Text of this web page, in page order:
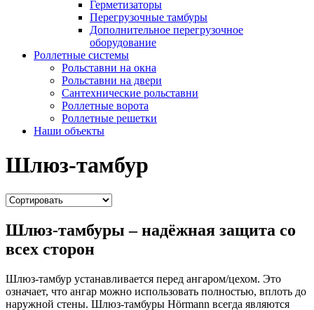
Герметизаторы
Перегрузочные тамбуры
Дополнительное перегрузочное
оборудование
Роллетные системы
Рольставни на окна
Рольставни на двери
Сантехнические рольставни
Роллетные ворота
Роллетные решетки
Наши объекты
Шлюз-тамбур
Шлюз-тамбуры – надёжная защита со
всех сторон
Шлюз-тамбур устанавливается перед ангаром/цехом. Это
означает, что ангар можно использовать полностью, вплоть до
наружной стены. Шлюз-тамбуры Hörmann всегда являются